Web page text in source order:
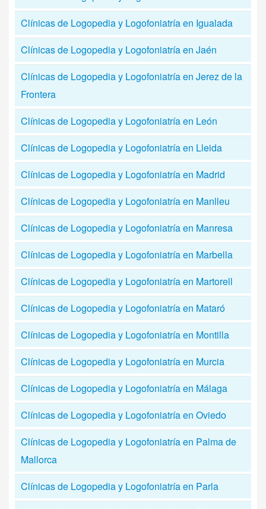
Clínicas de Logopedia y Logofoniatría en Igualada
Clínicas de Logopedia y Logofoniatría en Jaén
Clínicas de Logopedia y Logofoniatría en Jerez de la
Frontera
Clínicas de Logopedia y Logofoniatría en León
Clínicas de Logopedia y Logofoniatría en Lleida
Clínicas de Logopedia y Logofoniatría en Madrid
Clínicas de Logopedia y Logofoniatría en Manlleu
Clínicas de Logopedia y Logofoniatría en Manresa
Clínicas de Logopedia y Logofoniatría en Marbella
Clínicas de Logopedia y Logofoniatría en Martorell
Clínicas de Logopedia y Logofoniatría en Mataró
Clínicas de Logopedia y Logofoniatría en Montilla
Clínicas de Logopedia y Logofoniatría en Murcia
Clínicas de Logopedia y Logofoniatría en Málaga
Clínicas de Logopedia y Logofoniatría en Oviedo
Clínicas de Logopedia y Logofoniatría en Palma de
Mallorca
Clínicas de Logopedia y Logofoniatría en Parla